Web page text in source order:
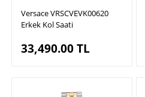
Versace VRSCVEVK00620
Erkek Kol Saati
33,490.00TL